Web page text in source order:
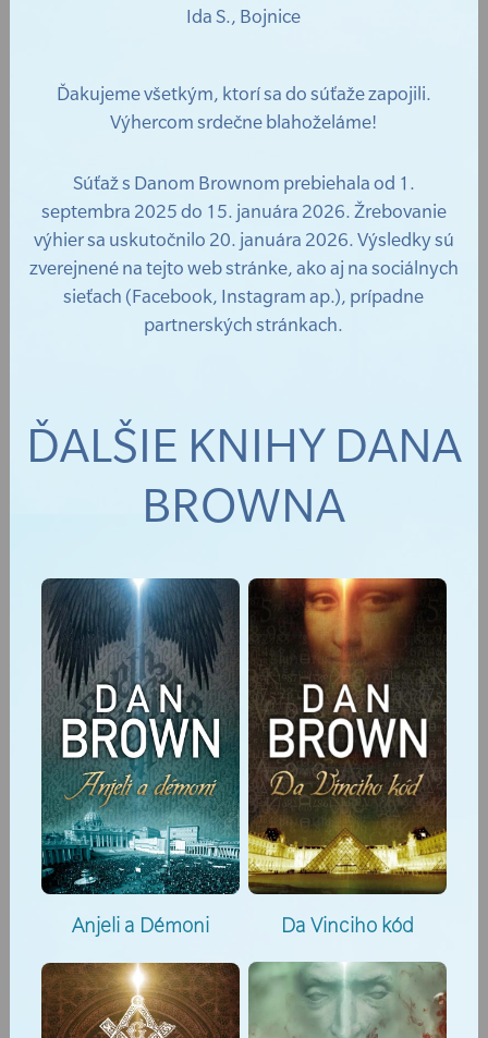
Ida S., Bojnice
Ďakujeme všetkým, ktorí sa do súťaže zapojili.
Výhercom srdečne blahoželáme!
Súťaž s Danom Brownom prebiehala od 1.
septembra 2025 do 15. januára 2026. Žrebovanie
výhier sa uskutočnilo 20. januára 2026. Výsledky sú
zverejnené na tejto web stránke, ako aj na sociálnych
sieťach (Facebook, Instagram ap.), prípadne
partnerských stránkach.
ĎALŠIE KNIHY DANA
BROWNA
Anjeli a Démoni Da Vinciho kód